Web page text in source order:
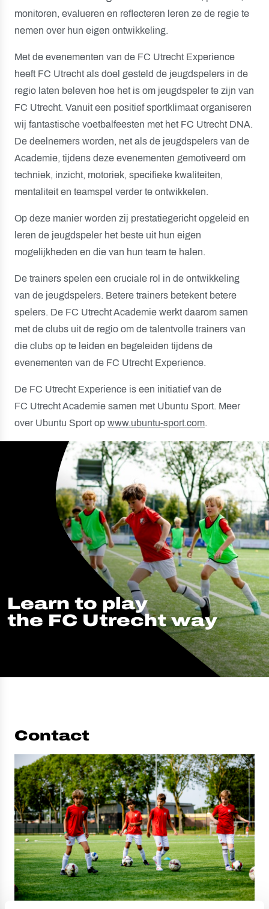
monitoren, evalueren en reflecteren leren ze de regie te
nemen over hun eigen ontwikkeling.
Met de evenementen van de FC Utrecht Experience
heeft FC Utrecht als doel gesteld de jeugdspelers in de
regio laten beleven hoe het is om jeugdspeler te zijn van
FC Utrecht. Vanuit een positief sportklimaat organiseren
wij fantastische voetbalfeesten met het FC Utrecht DNA.
De deelnemers worden, net als de jeugdspelers van de
Academie, tijdens deze evenementen gemotiveerd om
techniek, inzicht, motoriek, specifieke kwaliteiten,
mentaliteit en teamspel verder te ontwikkelen.
Op deze manier worden zij prestatiegericht opgeleid en
leren de jeugdspeler het beste uit hun eigen
mogelijkheden en die van hun team te halen.
De trainers spelen een cruciale rol in de ontwikkeling
van de jeugdspelers. Betere trainers betekent betere
spelers. De FC Utrecht Academie werkt daarom samen
met de clubs uit de regio om de talentvolle trainers van
die clubs op te leiden en begeleiden tijdens de
evenementen van de FC Utrecht Experience.
De FC Utrecht Experience is een initiatief van de
FC Utrecht Academie samen met Ubuntu Sport. Meer
over Ubuntu Sport op www.ubuntu-sport.com.
Learn to play
the FC Utrecht way
Contact